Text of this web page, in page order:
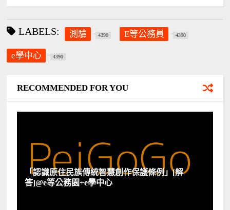
LABELS: 測驗 4390 E等公務員 4390
e學中心 4390
RECOMMENDED FOR YOU
「認識原住民族傳統智慧創作保護條例」[解
答]@e等公務園+e學中心